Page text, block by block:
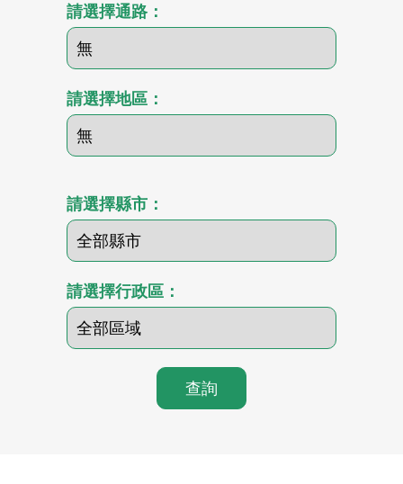
請選擇通路：
請選擇地區：
請選擇縣市：
請選擇行政區：
查詢